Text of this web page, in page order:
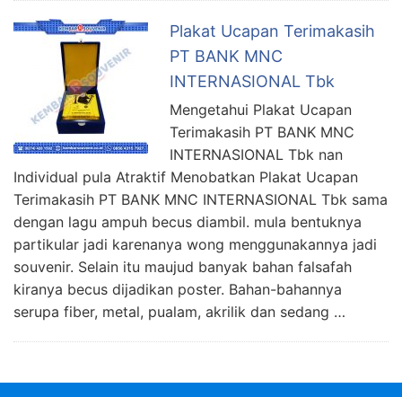
Plakat Ucapan Terimakasih
PT BANK MNC
INTERNASIONAL Tbk
Mengetahui Plakat Ucapan
Terimakasih PT BANK MNC
INTERNASIONAL Tbk nan
Individual pula Atraktif Menobatkan Plakat Ucapan
Terimakasih PT BANK MNC INTERNASIONAL Tbk sama
dengan lagu ampuh becus diambil. mula bentuknya
partikular jadi karenanya wong menggunakannya jadi
souvenir. Selain itu maujud banyak bahan falsafah
kiranya becus dijadikan poster. Bahan-bahannya
serupa fiber, metal, pualam, akrilik dan sedang …